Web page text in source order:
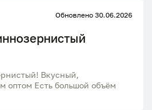
Обновлено 30.06.2026
Вкусный,
оптом Есть большой объём